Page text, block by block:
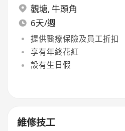
觀塘, 牛頭角
6天/週
提供醫療保險及員工折扣
享有年終花紅
設有生日假
維修技工